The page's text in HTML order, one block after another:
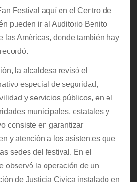
Festival aquí en el Centro de
pueden ir al Auditorio Benito
las Américas, donde también hay
la alcaldesa revisó el
especial de seguridad,
y servicios públicos, en el
municipales, estatales y
consiste en garantizar
y atención a los asistentes que
sedes del festival. En el
observó la operación de un
de Justicia Cívica instalado en